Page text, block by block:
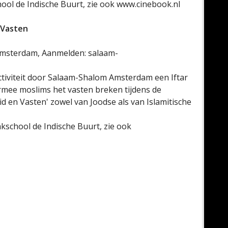
de Indische Buurt, zie ook www.cinebook.nl
Aanmelden: salaam-
door Salaam-Shalom Amsterdam een Iftar
moslims het vasten breken tijdens de
en Vasten' zowel van Joodse als van Islamitische
de Indische Buurt, zie ook